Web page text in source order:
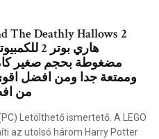
هاري
مضغوطة بحجم صغير
وممتعة جدا ومن افضل اقوي
من
Letölthető ismertető. A LEGO
az utolsó három Harry Potter